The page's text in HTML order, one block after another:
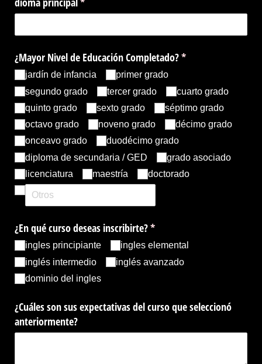
¿Mayor Nivel de Educación Completado?*
(necesario)
jardín de infancia
primer grado
segundo grado
tercer grado
cuarto grado
quinto grado
sexto grado
séptimo grado
octavo grado
noveno grado
décimo grado
onceavo grado
duodécimo grado
diploma de secundaria /​ GED
grado asociado
licenciatura
maestría doctorado
¿En qué curso deseas inscribirte?*
(necesario)
ingles principiante
ingles elemental
inglés intermedio
inglés avanzado
dominio del ingles
¿Cuáles son sus expectativas del curso que seleccionó
anteriormente?